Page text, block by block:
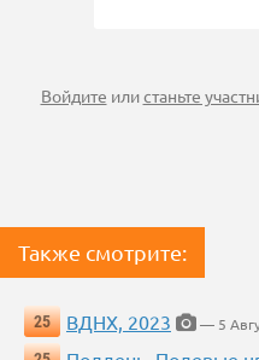
Войдите илистаньте
Также смотрите:
25 ВДНХ, 2023
— 5